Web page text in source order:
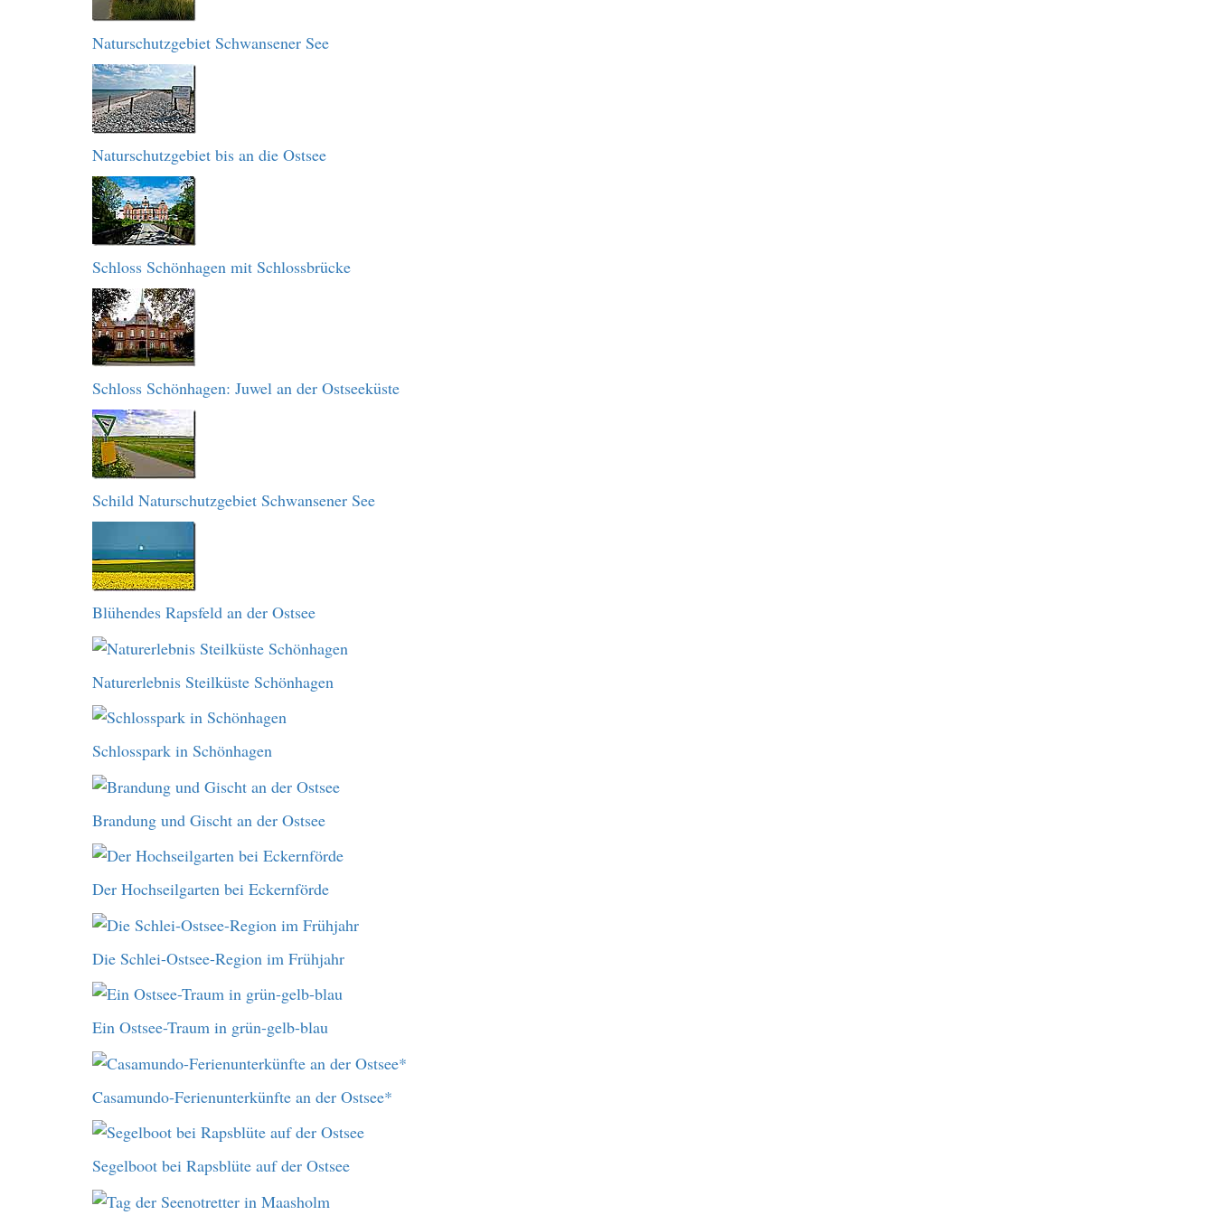
Naturschutzgebiet Schwansener See
Naturschutzgebiet bis an die Ostsee
Schloss Schönhagen mit Schlossbrücke
Schloss Schönhagen: Juwel an der Ostseeküste
Schild Naturschutzgebiet Schwansener See
Blühendes Rapsfeld an der Ostsee
Naturerlebnis Steilküste Schönhagen
Schlosspark in Schönhagen
Brandung und Gischt an der Ostsee
Der Hochseilgarten bei Eckernförde
Die Schlei-Ostsee-Region im Frühjahr
Ein Ostsee-Traum in grün-gelb-blau
Casamundo-Ferienunterkünfte an der Ostsee*
Segelboot bei Rapsblüte auf der Ostsee